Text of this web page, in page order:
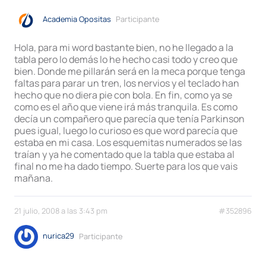
Academia Opositas Participante
Hola, para mi word bastante bien, no he llegado a la
tabla pero lo demás lo he hecho casi todo y creo que
bien. Donde me pillarán será en la meca porque tenga
faltas para parar un tren, los nervios y el teclado han
hecho que no diera pie con bola. En fin, como ya se
como es el año que viene irá más tranquila. Es como
decía un compañero que parecía que tenía Parkinson
pues igual, luego lo curioso es que word parecía que
estaba en mi casa. Los esquemitas numerados se las
traían y ya he comentado que la tabla que estaba al
final no me ha dado tiempo. Suerte para los que vais
mañana.
21 julio, 2008 a las 3:43 pm #352896
nurica29 Participante